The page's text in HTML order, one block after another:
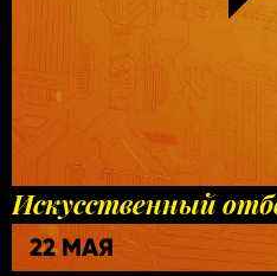
Искусственный
22 МАЯ